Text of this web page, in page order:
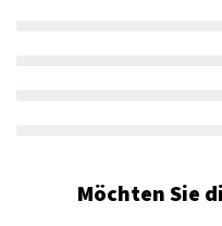
Möchten Sie